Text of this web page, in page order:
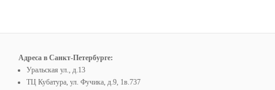
Адреса в Санкт-Петербурге:
Уральская ул., д.13
ТЦ Кубатура, ул. Фучика, д.9, 1в.737